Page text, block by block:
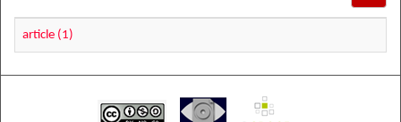
article (1)